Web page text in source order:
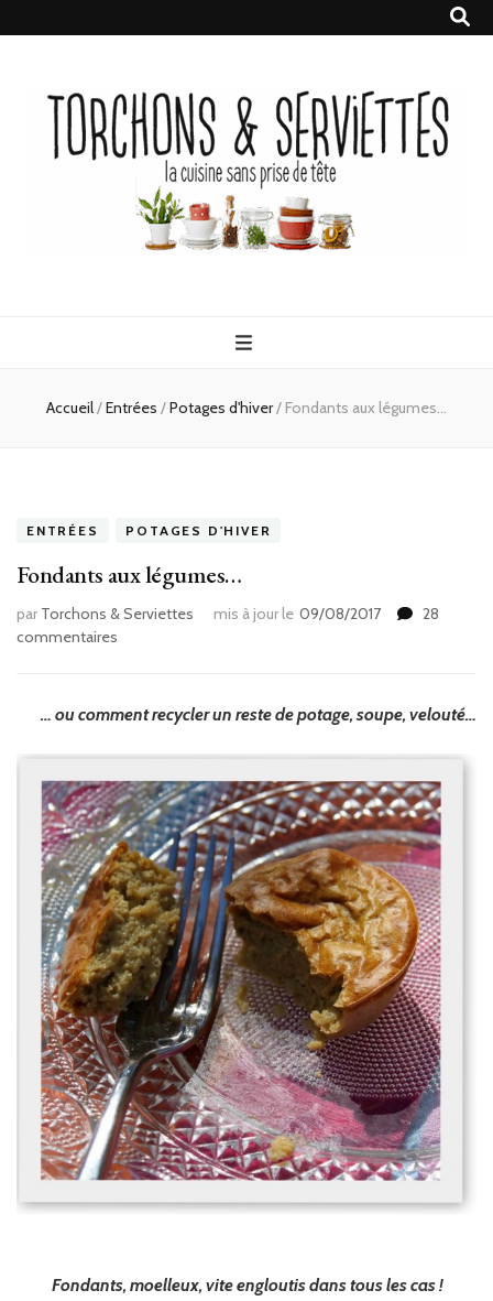
Serviettes
Accueil/Entrées /Potages d'hiver/ Fondants aux légumes…
ENTRÉES POTAGES D'HIVER
Fondants aux légumes…
par Torchons & Serviettes mis à jour le 09/08/2017
28
commentaires
légumes…
… ou comment recycler un reste de potage, soupe, velouté…
Fondants, moelleux, vite engloutis dans tous les cas !